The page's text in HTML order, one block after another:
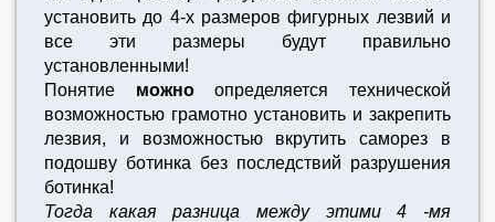
установить до 4-х размеров фигурных лезвий и
все эти размеры будут правильно
установленными!
Понятие можноопределяется технической
возможностью грамотно установить и закрепить
лезвия, и возможностью вкрутить саморез в
подошву ботинка без последствий разрушения
ботинка!
Тогда какая разница между этими 4 -мя